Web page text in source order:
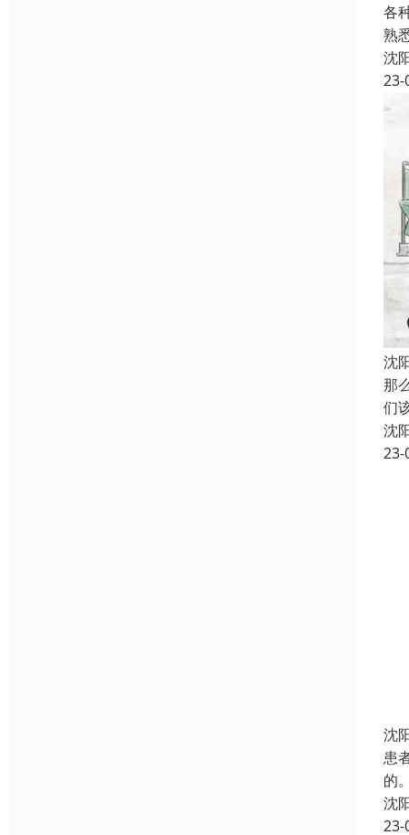
各
熟
沈
23-
沈
那
们
沈
23-
沈
患
的
沈
23-